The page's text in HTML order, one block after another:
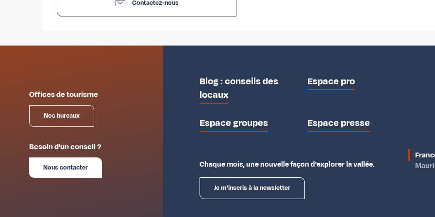
Contactez-nous
Offices de tourisme
Nos bureaux
Besoin d'un conseil ?
Nous contacter
Blog : conseils des
locaux
Espace pro
Espace groupes Espace presse
Chaque mois, une nouvelle façon d'explorer la vallée.
Je m'inscris à la newsletter